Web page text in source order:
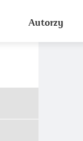
Autorzy